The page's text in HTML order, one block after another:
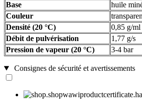
Base
huile
Couleur
Densité (20 °C)
0,85 g/ml
Débit de pulvérisation
1,77 g/s
Pression de vapeur (20 °C)
3-4 bar
Consignes de sécurité et avertissements